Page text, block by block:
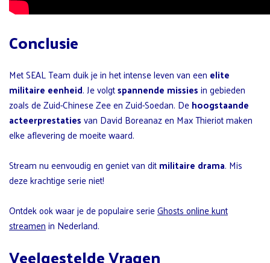
Conclusie
Met SEAL Team duik je in het intense leven van een elite
militaire eenheid. Je volgtspannende missiesin gebieden
zoals de Zuid-Chinese Zee en Zuid-Soedan. Dehoogstaande
acteerprestatiesvan David Boreanaz en Max Thieriot maken
elke aflevering de moeite waard.
Stream nu eenvoudig en geniet van ditmilitaire drama. Mis
deze krachtige serie niet!
Ontdek ook waar je de populaire serieGhosts online kunt
streamenin Nederland.
Veelgestelde Vragen